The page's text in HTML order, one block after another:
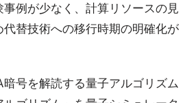
事例が少なく、計算リソースの見
替技術への移行時期の明確化が
号を解読する量子アルゴリズム